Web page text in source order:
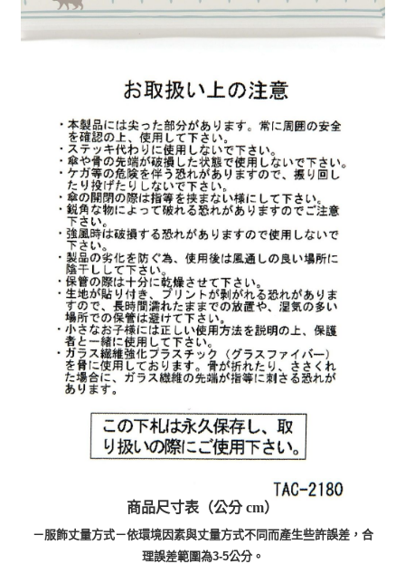
商品尺寸表（公分 cm）
－服飾丈量方式－依環境因素與丈量方式不同而產生些許誤差，合
理誤差範圍為3-5公分。